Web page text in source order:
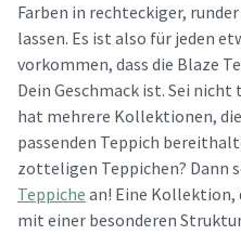
Farben in rechteckiger,
lassen. Es ist also für jeden
vorkommen, dass die Blaze
Dein Geschmack ist. Sei
hat mehrere Kollektionen,
passenden Teppich
zotteligen Teppichen? Dann
Teppiche an! Eine Kollektion,
mit einer besonderen